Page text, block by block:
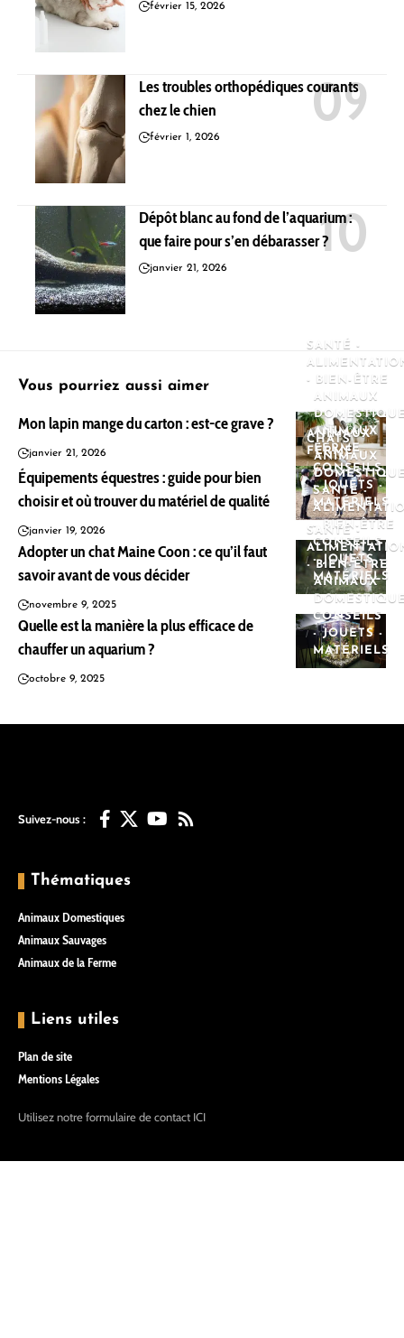
février 15, 2026
Les troubles orthopédiques courants
chez le chien
février 1, 2026
Dépôt blanc au fond de l’aquarium :
que faire pour s’en débarasser ?
janvier 21, 2026
Vous pourriez aussi aimer
SANTÉ -
- BIEN-ÊTRE
ANIMAUX
ANIMAUX
FERME
Mon lapin mange du carton : est-ce grave ?
janvier 21, 2026
ANIMAUX
FERME
CONSEILS
- JOUETS -
MATÉRIELS
Équipements équestres : guide pour bien
choisir et où trouver du matériel de qualité
janvier 19, 2026
CHATS
ANIMAUX
SANTÉ -
- BIEN-ÊTRE
CONSEILS
- JOUETS -
MATÉRIELS
Adopter un chat Maine Coon : ce qu’il faut
savoir avant de vous décider
novembre 9, 2025
SANTÉ -
- BIEN-ÊTRE
ANIMAUX
CONSEILS
- JOUETS -
MATÉRIELS
Quelle est la manière la plus efficace de
chauffer un aquarium ?
octobre 9, 2025
Suivez-nous :
Thématiques
Animaux Domestiques
Animaux Sauvages
Animaux de la Ferme
Liens utiles
Plan de site
Mentions Légales
Utilisez notre formulaire de contact ICI